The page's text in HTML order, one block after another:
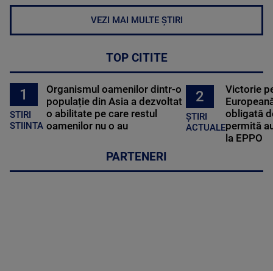
VEZI MAI MULTE ȘTIRI
TOP CITITE
1
STIRI
STIINTA
Organismul oamenilor dintr-o
populație din Asia a dezvoltat
o abilitate pe care restul
oamenilor nu o au
2
ȘTIRI
ACTUALE
Victorie
obligată
permită
la EPPO
PARTENERI